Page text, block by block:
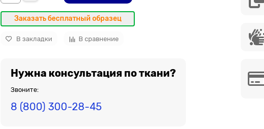
Заказать бесплатный образец
В закладки В сравнение
Нужна консультация по ткани?
Звоните:
8 (800) 300-28-45